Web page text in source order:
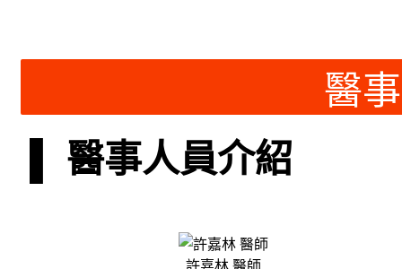
醫
▌ 醫事人員介紹
許嘉林 醫師